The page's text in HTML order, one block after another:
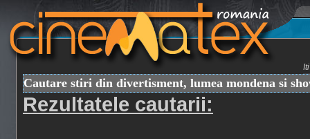
Cautare stiri din divertisment, lumea mondena si
Rezultatele cautarii: